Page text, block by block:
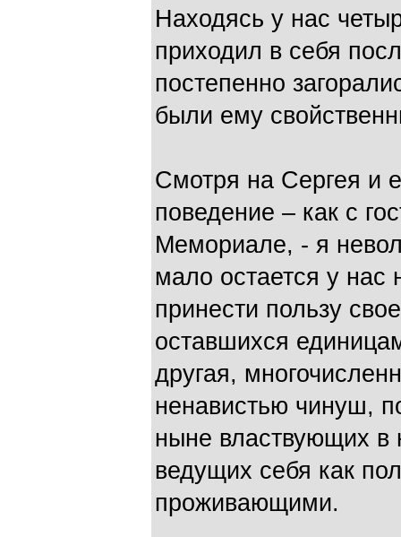
Находясь у нас
приходил в себя
постепенно
были ему
Смотря на Сергея и
поведение – как с
Мемориале, - я
мало остается у нас
принести пользу
оставшихся
другая,
ненавистью чинуш,
ныне властвующих в
ведущих себя как
проживающими.